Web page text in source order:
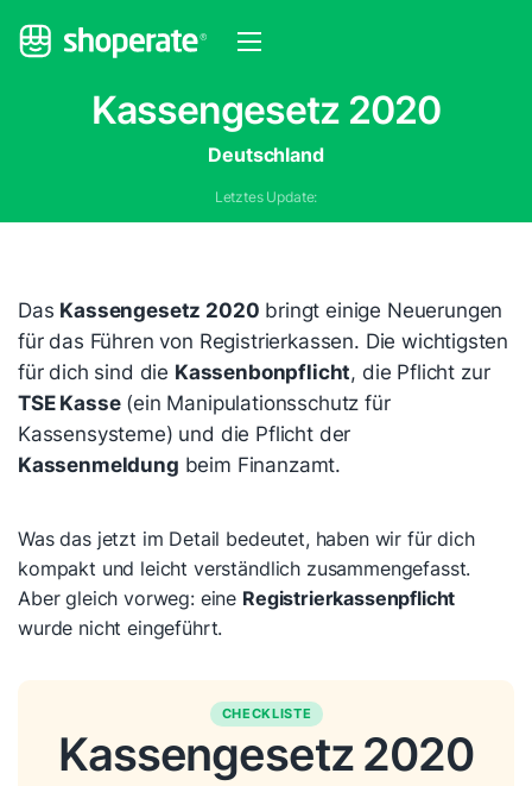
Kassengesetz 2020
Deutschland
Letztes Update:
Das Kassengesetz 2020 bringt einige Neuerungen
für das Führen von Registrierkassen. Die wichtigsten
für dich sind die Kassenbonpflicht, die Pflicht zur
TSE Kasse(ein Manipulationsschutz für
Kassensysteme) und die Pflicht der
Kassenmeldung beim Finanzamt.
Was das jetzt im Detail bedeutet, haben wir für dich
kompakt und leicht verständlich zusammengefasst.
Aber gleich vorweg: eine Registrierkassenpflicht
wurde nicht eingeführt.
CHECKLISTE
Kassengesetz 2020